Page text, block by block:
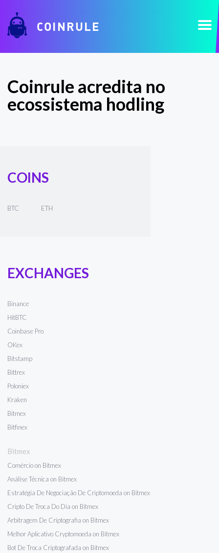
COINRULE
Coinrule acredita no
ecossistema hodling
EXCHANGES
Binance
HitBTC
Coinbase Pro
OKex
Bitstamp
Bittrex
Poloniex
Kraken
Bitmex
Bitfinex
Bitmex
Comércio on Bitmex
Análise Técnica on Bitmex
Estratégia De Negociação De Criptomoeda on Bitmex
Cripto De Troca Do Dia on Bitmex
Arbitragem De Criptografia on Bitmex
Melhor Aplicativo Cryptomoeda on Bitmex
Bot De Troca Criptografada on Bitmex
COINS
BTC ETH